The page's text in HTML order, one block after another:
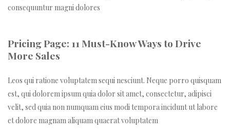
consequuntur magni dolores
Pricing Page: 11 Must-Know Ways to Drive
More Sales
Leos qui ratione voluptatem sequi nesciunt. Neque porro quisquam
est, qui dolorem ipsum quia dolor sit amet, consectetur, adipisci
velit, sed quia non numquam eius modi tempora incidunt ut labore
et dolore magnam aliquam quaerat voluptatem